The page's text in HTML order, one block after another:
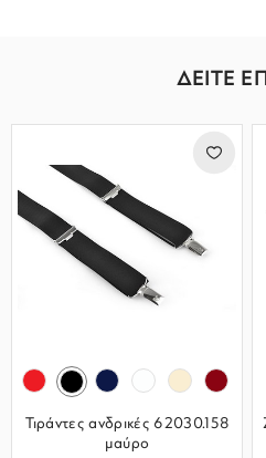
ΔΕΙΤΕ
Τιράντες ανδρικές 62030.158
μαύρο